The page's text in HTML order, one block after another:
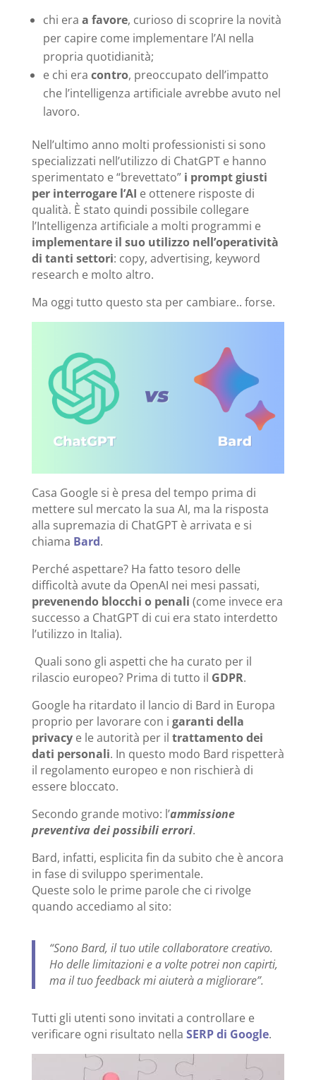
chi era a favore, curioso di scoprire la novità
per capire come implementare l’AI nella
propria quotidianità;
e chi era contro, preoccupato dell’impatto
che l’intelligenza artificiale avrebbe avuto nel
lavoro.
Nell’ultimo anno molti professionisti si sono
specializzati nell’utilizzo di ChatGPT e hanno
sperimentato e “brevettato” i prompt giusti
per interrogare l’AI e ottenere risposte di
qualità. È stato quindi possibile collegare
l’Intelligenza artificiale a molti programmi e
implementare il suo utilizzo nell’operatività
di tanti settori: copy, advertising, keyword
research e molto altro.
Ma oggi tutto questo sta per cambiare.. forse.
Casa Google si è presa del tempo prima di
mettere sul mercato la sua AI, ma la risposta
alla supremazia di ChatGPT è arrivata e si
chiama Bard.
Perché aspettare? Ha fatto tesoro delle
difficoltà avute da OpenAI nei mesi passati,
prevenendo blocchi o penali (come invece era
successo a ChatGPT di cui era stato interdetto
l’utilizzo in Italia).
Quali sono gli aspetti che ha curato per il
rilascio europeo? Prima di tutto il GDPR.
Google ha ritardato il lancio di Bard in Europa
proprio per lavorare con i garanti della
privacye le autorità per il trattamento dei
dati personali. In questo modo Bard rispetterà
il regolamento europeo e non rischierà di
essere bloccato.
Secondo grande motivo: l’ammissione
preventiva dei possibili errori.
Bard, infatti, esplicita fin da subito che è ancora
in fase di sviluppo sperimentale.
Queste solo le prime parole che ci rivolge
quando accediamo al sito:
“Sono Bard, il tuo utile collaboratore creativo.
Ho delle limitazioni e a volte potrei non capirti,
ma il tuo feedback mi aiuterà a migliorare”.
Tutti gli utenti sono invitati a controllare e
verificare ogni risultato nella SERP di Google.